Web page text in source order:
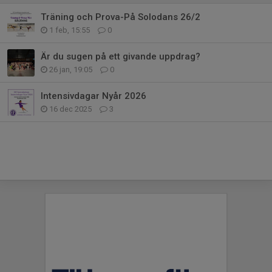
Träning och Prova-På Solodans 26/2
1 feb, 15:55 0
Är du sugen på ett givande uppdrag?
26 jan, 19:05 0
Intensivdagar Nyår 2026
16 dec 2025 3